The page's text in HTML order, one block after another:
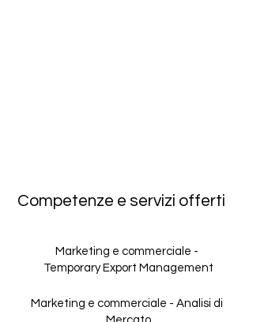
Competenze e servizi offerti